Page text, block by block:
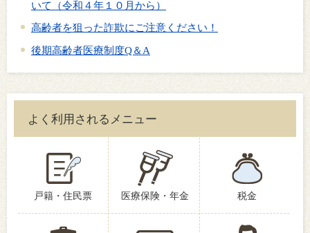
いて（令和４年１０月から）
高齢者を狙った詐欺にご注意ください！
後期高齢者医療制度Q＆A
よく利用されるメニュー
戸籍・住民票 医療保険・年金 税金